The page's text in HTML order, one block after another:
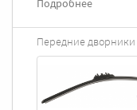
Подробнее
Передние дворники